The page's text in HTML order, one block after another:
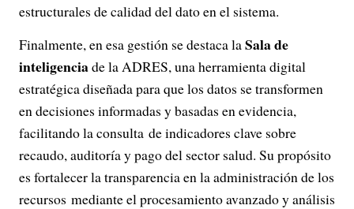
estructurales de calidad del dato en el sistema.
Finalmente, en esa gestión se destaca laSala de
inteligenciade la ADRES, una herramienta digital
estratégica diseñada para que los datos se transformen
en decisiones informadas y basadas en evidencia,
facilitando la consulta de indicadores clave sobre
recaudo, auditoría y pago del sector salud. Su propósito
es fortalecer la transparencia en la administración de los
recursos mediante el procesamiento avanzado y análisis